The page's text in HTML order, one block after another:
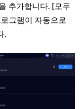
추가합니다. [모두
그램이 자동으로
.